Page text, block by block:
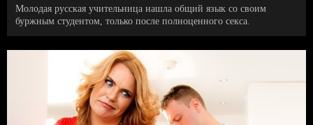
Молодая русская учительница нашла общий язык со своим
буржным студентом, только после полноценного секса.